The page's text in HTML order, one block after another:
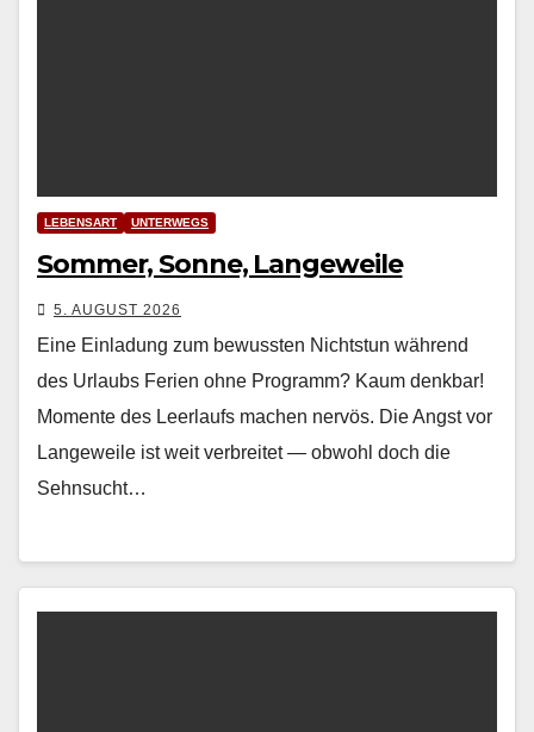
LEBENSART UNTERWEGS
Sommer, Sonne, Langeweile
5. AUGUST 2026
Eine Einladung zum bewussten Nichtstun während
des Urlaubs Ferien ohne Pro­gramm? Kaum denkbar!
Momente des Leer­laufs machen nervös. Die Angst vor
Langeweile ist weit ver­bre­it­et — obwohl doch die
Sehn­sucht…